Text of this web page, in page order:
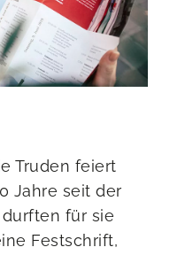
Truden feiert
Jahre seit der
für sie
Festschrift,